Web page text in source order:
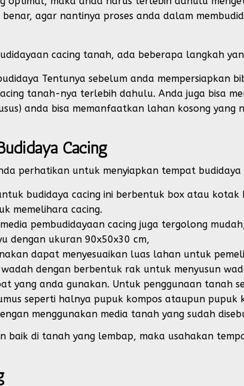
agar nantinya proses anda dalam
cacing tanah, ada beberapa langkah
Tentunya sebelum anda mempersiapkan
tanah-nya terlebih dahulu. Anda juga bisa
anda bisa memanfaatkan lahan kosong yang
Cacing
perhatikan untuk menyiapkan tempat budidaya
budidaya cacing ini berbentuk box atau kotak
memelihara cacing.
pembudidayaan cacing juga tergolong
dengan ukuran 90x50x30 cm,
dapat menyesuaikan luas lahan untuk
dengan berbentuk rak untuk menyusun
yang anda gunakan. Untuk penggunaan tanah
seperti halnya pupuk kompos ataupun pupuk
menggunakan media tanah yang sudah
baik di tanah yang lembap, maka usahakan